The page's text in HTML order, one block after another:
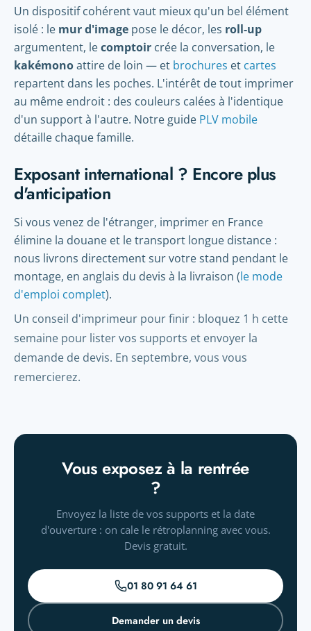
Un dispositif cohérent vaut mieux qu'un bel élément
isolé : le mur d'image pose le décor, les roll-up
argumentent, lecomptoir crée la conversation, le
kakémonoattire de loin — et brochures et cartes
repartent dans les poches. L'intérêt de tout imprimer
au même endroit : des couleurs calées à l'identique
d'un support à l'autre. Notre guide PLV mobile
détaille chaque famille.
Exposant international ? Encore plus
d'anticipation
Si vous venez de l'étranger, imprimer en France
élimine la douane et le transport longue distance :
nous livrons directement sur votre stand pendant le
montage, en anglais du devis à la livraison (le mode
d'emploi complet).
Un conseil d'imprimeur pour finir : bloquez 1 h cette
semaine pour lister vos supports et envoyer la
demande de devis. En septembre, vous vous
remercierez.
Vous exposez à la rentrée
?
Envoyez la liste de vos supports et la date
d'ouverture : on cale le rétroplanning avec vous.
Devis gratuit.
01 80 91 64 61
Demander un devis